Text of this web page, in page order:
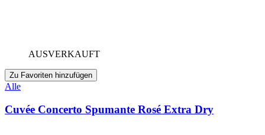
AUSVERKAUFT
Zu Favoriten hinzufügen
Alle
Cuvée Concerto Spumante Rosé Extra Dry